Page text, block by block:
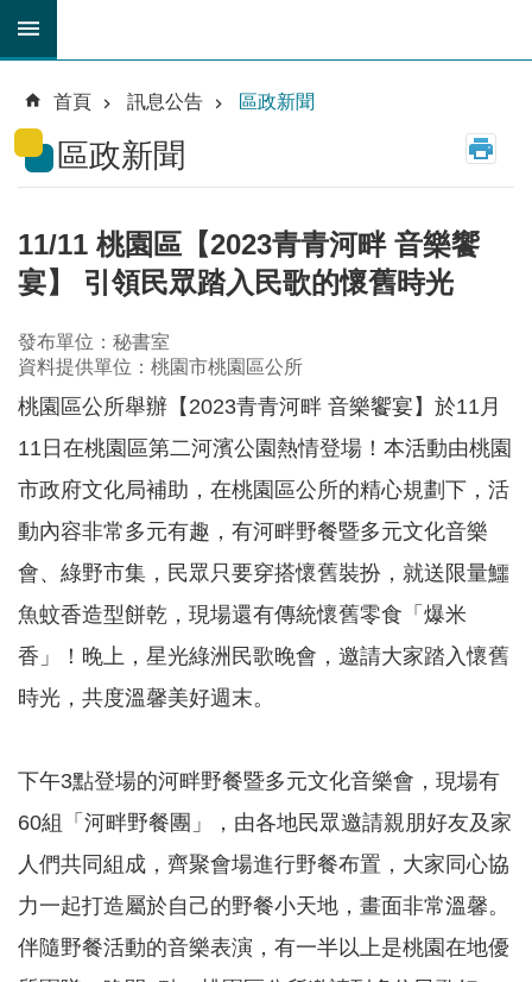
跳到主要內容區塊
育
貼
公
路
線
民
卡
進
階
搜
尋
本
區
介
公
告
活
民
資
訊
首頁 訊息公告 區政新聞
區政新聞
11/11 桃園區【2023青青河畔 音樂饗
宴】 引領民眾踏入民歌的懷舊時光
發布單位：秘書室
資料提供單位：桃園市桃園區公所
桃園區公所舉辦【2023青青河畔 音樂饗宴】於11月
11日在桃園區第二河濱公園熱情登場！本活動由桃園
市政府文化局補助，在桃園區公所的精心規劃下，活
動內容非常多元有趣，有河畔野餐暨多元文化音樂
會、綠野市集，民眾只要穿搭懷舊裝扮，就送限量鱷
魚蚊香造型餅乾，現場還有傳統懷舊零食「爆米
香」！晚上，星光綠洲民歌晚會，邀請大家踏入懷舊
時光，共度溫馨美好週末。
下午3點登場的河畔野餐暨多元文化音樂會，現場有
60組「河畔野餐團」，由各地民眾邀請親朋好友及家
人們共同組成，齊聚會場進行野餐布置，大家同心協
力一起打造屬於自己的野餐小天地，畫面非常溫馨。
伴隨野餐活動的音樂表演，有一半以上是桃園在地優